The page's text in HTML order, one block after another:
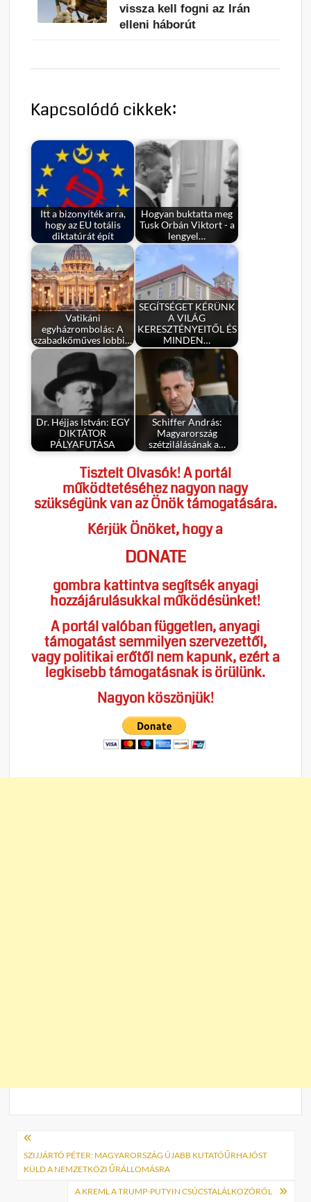
vissza kell fogni az Irán
elleni háborút
Kapcsolódó cikkek:
Itt a bizonyíték arra,
hogy az EU totális
diktatúrát épít
Hogyan buktatta meg
Tusk Orbán Viktort - a
lengyel…
Vatikáni
egyházrombolás: A
szabadkőműves lobbi…
SEGÍTSÉGET KÉRÜNK
A VILÁG
KERESZTÉNYEITŐL ÉS
MINDEN…
Dr. Héjjas István: EGY
DIKTÁTOR
PÁLYAFUTÁSA
Schiffer András:
Magyarország
szétzilálásának a…
Tisztelt Olvasók! A portál
működtetéséhez nagyon nagy
szükségünk van az Önök támogatására.
Kérjük Önöket, hogy a
DONATE
gombra kattintva segítsék anyagi
hozzájárulásukkal működésünket!
A portál valóban független, anyagi
támogatást semmilyen szervezettől,
vagy politikai erőtől nem kapunk, ezért a
legkisebb támogatásnak is örülünk.
Nagyon köszönjük!
Bejegyzés
navigáció
SZIJJÁRTÓ PÉTER: MAGYARORSZÁG ÚJABB KUTATÓŰRHAJÓST
KÜLD A NEMZETKÖZI ŰRÁLLOMÁSRA
A KREML A TRUMP-PUTYIN CSÚCSTALÁLKOZÓRÓL